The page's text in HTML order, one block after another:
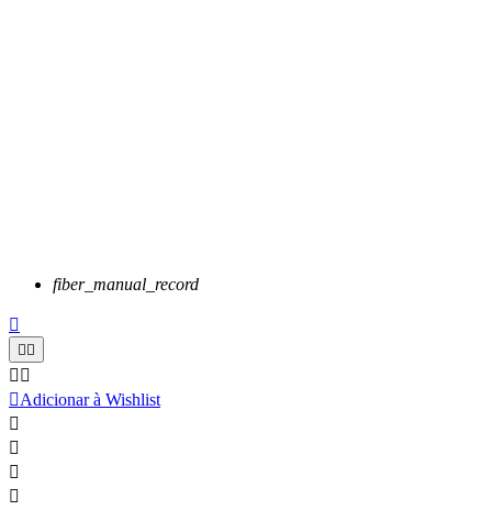
fiber_manual_record

 
 
Adicionar à Wishlist



